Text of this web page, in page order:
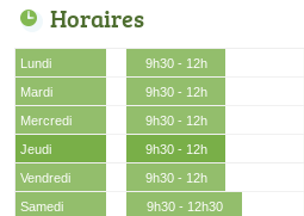
Horaires
Lundi 9h30 - 12h
Mardi
9h30 - 12h
Mercredi
9h30 - 12h
Jeudi
9h30 - 12h
Vendredi
9h30 - 12h
Samedi
9h30 - 12h30